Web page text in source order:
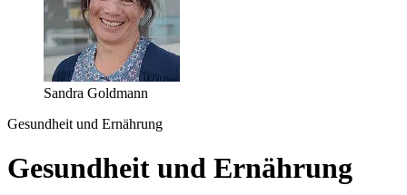
Sandra Goldmann
Gesundheit und Ernährung
Gesundheit und Ernährung